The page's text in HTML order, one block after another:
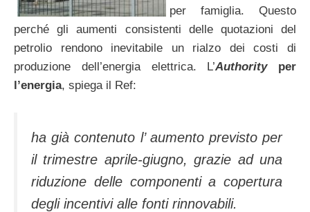
per famiglia. Questo
perché gli aumenti consistenti delle quotazioni del
petrolio rendono inevitabile un rialzo dei costi di
produzione dell’energia elettrica. L’Authority per
l’energia, spiega il Ref:
ha già contenuto l’ aumento previsto per
il trimestre aprile-giugno, grazie ad una
riduzione delle componenti a copertura
degli incentivi alle fonti rinnovabili.